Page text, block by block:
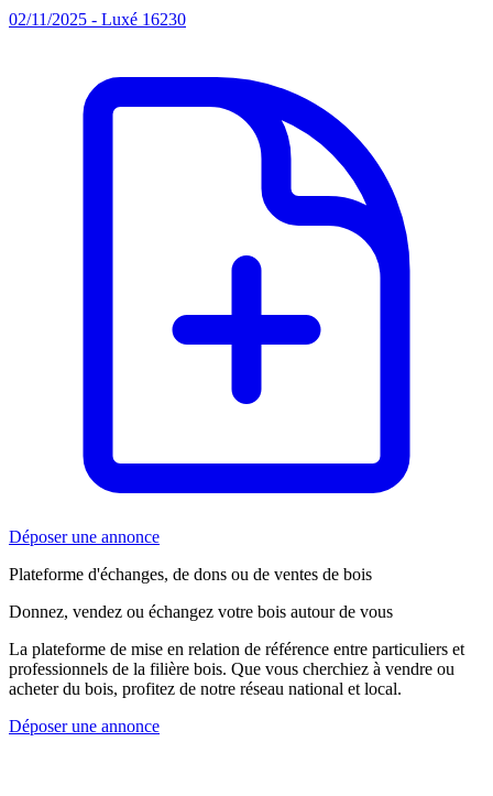
02/11/2025 - Luxé 16230
Déposer une annonce
Plateforme d'échanges, de dons ou de ventes de bois
Donnez, vendez ou échangez votre bois autour de vous
La plateforme de mise en relation de référence entre particuliers et
professionnels de la filière bois. Que vous cherchiez à vendre ou
acheter du bois, profitez de notre réseau national et local.
Déposer une annonce